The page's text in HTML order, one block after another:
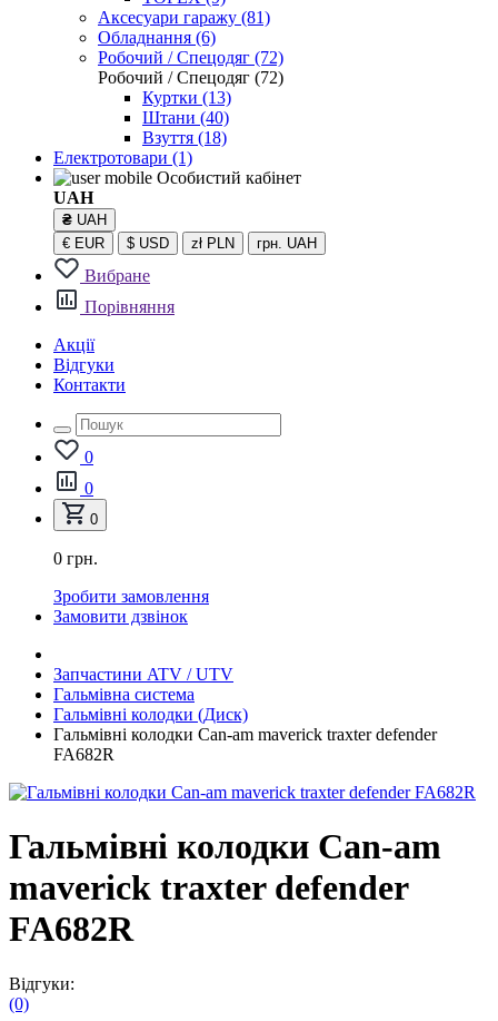
Аксесуари гаражу (81)
Обладнання (6)
Робочий / Спецодяг (72)
Робочий / Спецодяг (72)
Куртки (13)
Штани (40)
Взуття (18)
Електротовари (1)
Особистий кабінет
UAH
₴ UAH
€ EUR $ USD zł PLN грн. UAH
Вибране
Порівняння
Акції
Відгуки
Контакти
0
0
0
0 грн.
Зробити замовлення
Замовити дзвінок
Запчастини ATV / UTV
Гальмівна система
Гальмівні колодки (Диск)
Гальмівні колодки Can-am maverick traxter defender
FA682R
Гальмівні колодки Can-am
maverick traxter defender
FA682R
Відгуки:
(0)